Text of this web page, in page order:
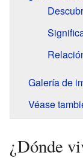
Galería de
Véase
¿Dónde